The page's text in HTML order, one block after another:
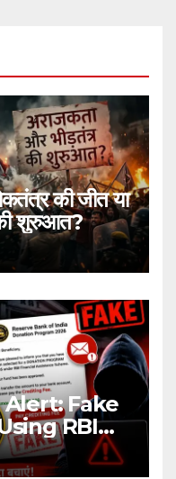
की जीत या
शुरुआत?
Fake
RBI
Users